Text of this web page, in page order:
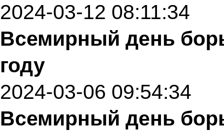
2024-03-12 08:11:34
Всемирный день
году
2024-03-06 09:54:34
Всемирный день